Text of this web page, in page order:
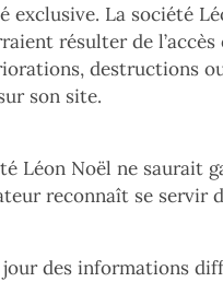
La société
résulter de
destructions
son site.
Noël ne saurait
reconnaît se servir
jour des informations